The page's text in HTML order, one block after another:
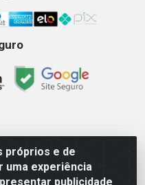
próprios e de
experiência
publicidade
LTDA - Av. Getulio
- CEP 65.903-280 - CNPJ
Sexta 08as18hs,